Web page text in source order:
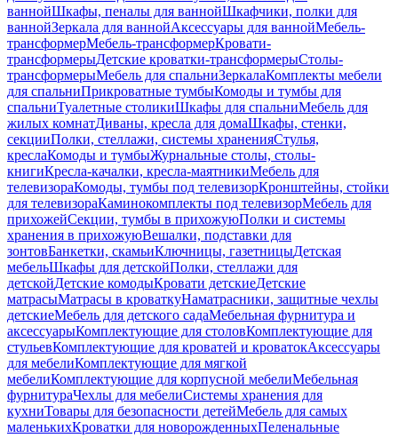
ваннойШкафы, пеналы для ваннойШкафчики, полки для
ваннойЗеркала для ваннойАксессуары для ваннойМебель-
трансформерМебель-трансформерКровати-
трансформерыДетские кроватки-трансформерыСтолы-
трансформерыМебель для спальниЗеркалаКомплекты мебели
для спальниПрикроватные тумбыКомоды и тумбы для
спальниТуалетные столикиШкафы для спальниМебель для
жилых комнатДиваны, кресла для домаШкафы, стенки,
секцииПолки, стеллажи, системы храненияСтулья,
креслаКомоды и тумбыЖурнальные столы, столы-
книгиКресла-качалки, кресла-маятникиМебель для
телевизораКомоды, тумбы под телевизорКронштейны, стойки
для телевизораКаминокомплекты под телевизорМебель для
прихожейСекции, тумбы в прихожуюПолки и системы
хранения в прихожуюВешалки, подставки для
зонтовБанкетки, скамьиКлючницы, газетницыДетская
мебельШкафы для детскойПолки, стеллажи для
детскойДетские комодыКровати детскиеДетские
матрасыМатрасы в кроваткуНаматрасники, защитные чехлы
детскиеМебель для детского садаМебельная фурнитура и
аксессуарыКомплектующие для столовКомплектующие для
стульевКомплектующие для кроватей и кроватокАксессуары
для мебелиКомплектующие для мягкой
мебелиКомплектующие для корпусной мебелиМебельная
фурнитураЧехлы для мебелиСистемы хранения для
кухниТовары для безопасности детейМебель для самых
маленькихКроватки для новорожденныхПеленальные